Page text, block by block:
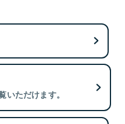
いただけます。